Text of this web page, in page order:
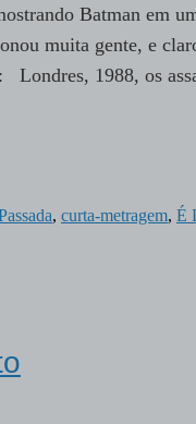
Batman em
muita gente, e
1988, os
, curta-metragem, É